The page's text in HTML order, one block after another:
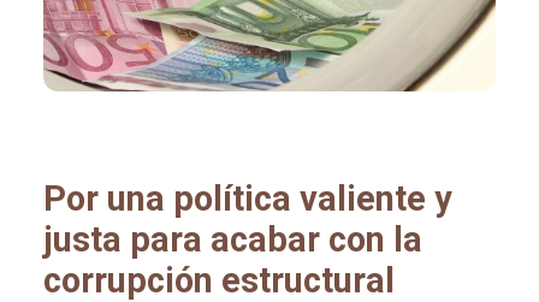
Por una política valiente y
justa para acabar con la
corrupción estructural